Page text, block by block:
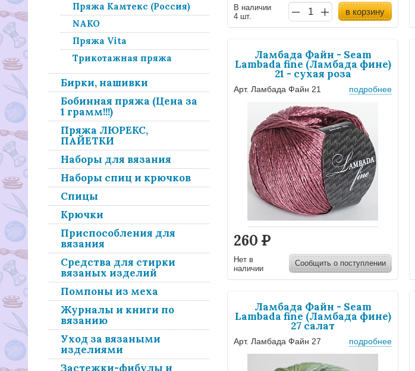
Пряжа Камтекс (Россия)
NAKO
Пряжа Vita
Трикотажная пряжа
Бирки, нашивки
Бобинная пряжа (Цена за
1 грамм!!!)
Пряжа ЛЮРЕКС,
ПАЙЕТКИ
Наборы для вязания
Наборы спиц и крючков
Спицы
Крючки
Приспособления для
вязания
Средства для стирки
вязаных изделий
Помпоны из меха
Журналы и книги по
вязанию
Уход за вязаными
изделиями
Застежки-фибулы и
В наличии
4 шт.
в корзину
Ламбада Файн - Seam
Lambada fine (Ламбада фине)
21 - сухая роза
Арт. Ламбада Файн 21 подробнее
260 Р
Нет в
наличии
Сообщить о поступлении
Ламбада Файн - Seam
Lambada fine (Ламбада фине)
27 салат
Арт. Ламбада Файн 27 подробнее